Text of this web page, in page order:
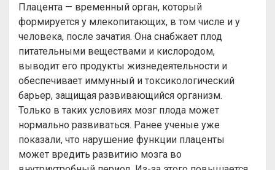
Плацента — временный орган, который
формируется у млекопитающих, в том числе и у
человека, после зачатия. Она снабжает плод
питательными веществами и кислородом,
выводит его продукты жизнедеятельности и
обеспечивает иммунный и токсикологический
барьер, защищая развивающийся организм.
Только в таких условиях мозг плода может
нормально развиваться. Ранее ученые уже
показали, что нарушение функции плаценты
может вредить развитию мозга во